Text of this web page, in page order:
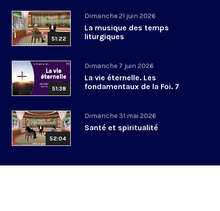
51:22
Dimanche 21 juin 2026
La musique des temps
liturgiques
51:38
Dimanche 7 juin 2026
La vie éternelle. Les
fondamentaux de la Foi. 7
52:04
Dimanche 31 mai 2026
Santé et spiritualité